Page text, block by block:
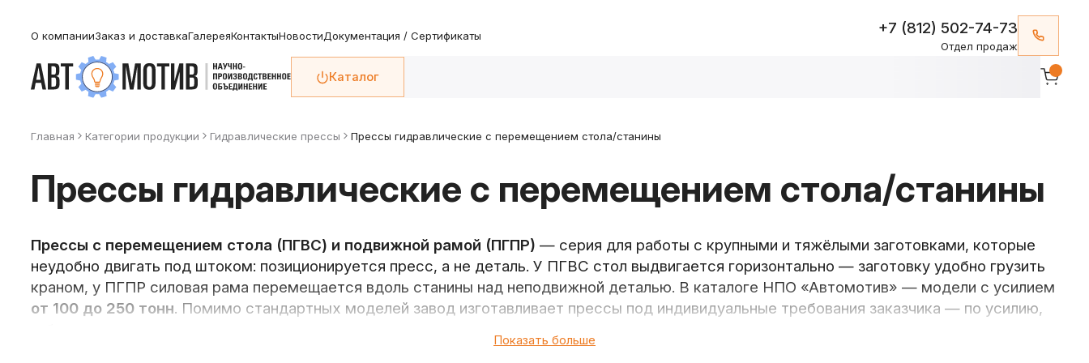
О компанииЗаказ и доставкаГалереяКонтактыНовостиДокументация / Сертификаты +7 (812) 502-74-73
Отдел продаж
Каталог
Главная Категории продукции Гидравлические прессы Прессы гидравлические с перемещением стола/станины
Прессы гидравлические с перемещением стола/станины
Прессы с перемещением стола (ПГВС) и подвижной рамой (ПГПР) — серия для работы с крупными и тяжёлыми заготовками, которые
неудобно двигать под штоком: позиционируется пресс, а не деталь. У ПГВС стол выдвигается горизонтально — заготовку удобно грузить
краном, у ПГПР силовая рама перемещается вдоль станины над неподвижной деталью. В каталоге НПО «Автомотив» — модели с усилием
от 100 до 250 тонн. Помимо стандартных моделей завод изготавливает прессы под индивидуальные требования заказчика — по усилию,
Показать больше